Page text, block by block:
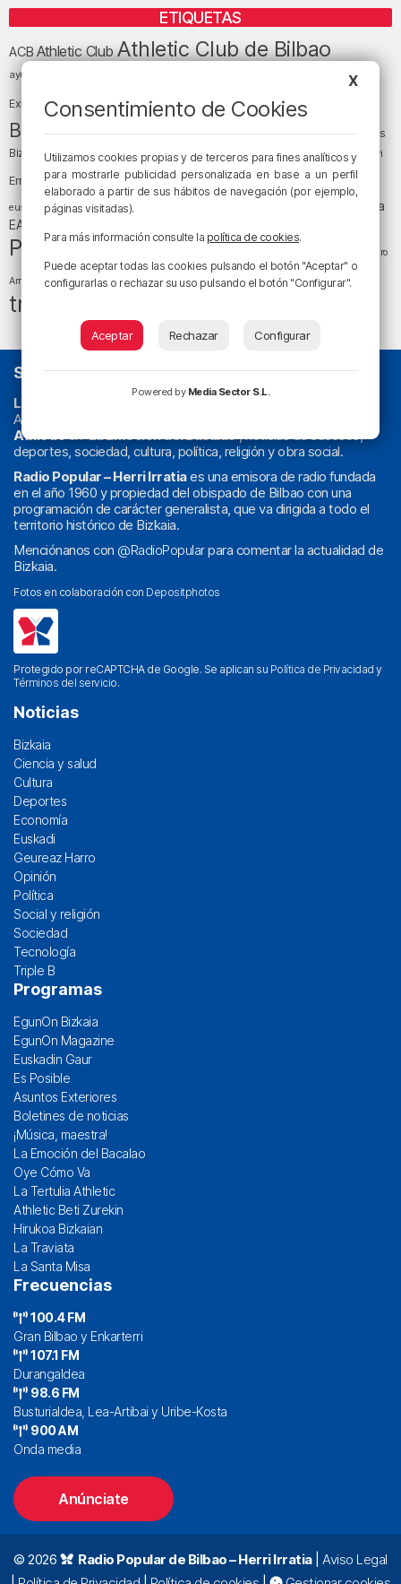
ETIQUETAS
ACBAthletic ClubAthletic Club de Bilbao
ayuntamiento de Bilbao BEC (Bilbao
Exhibition Center) BilbaoBilbao Basket Bizkaia
Bizkaia y sus comarcas Copa del Rey cultura Cáritas
Bizkaia
Deusto Diócesis de Bilbao Egunon Bizkaia el tiempo Enkarterri
Ernesto Valverde Ertzaintza Euskadi (País Vasco)
euskera fiestas fútbol LaLiga
LaLiga
EA Sports
Política sociedadsucesos Teatro
Arriaga tiempotiempo atmosféricotráfico
tráfico en Bizkaia
SOBRE NOSOTROS
La radio sin cadenas
. Desde 1960 haciendo radio en Bilbao.
Actualidad y
Athletic
deportes, sociedad, cultura, política, religión y obra social.
Radio Popular – Herri Irratiaes una emisora de radio fundada
en el año 1960 y propiedad del obispado de Bilbao con una
programación de carácter generalista, que va dirigida a todo el
territorio histórico de Bizkaia.
Menciónanos con @RadioPopularpara comentar la actualidad de
Bizkaia.
Fotos en colaboración con Depositphotos
Protegido por reCAPTCHA de Google. Se aplican su Política de Privacidad y
Términos del servicio.
Noticias
Bizkaia
Ciencia y salud
Cultura
Deportes
Economía
Euskadi
Geureaz Harro
Opinión
Política
Social y religión
Sociedad
Tecnología
Triple B
Programas
EgunOn Bizkaia
EgunOn Magazine
Euskadin Gaur
Es Posible
Asuntos Exteriores
Boletines de noticias
¡Música, maestra!
La Emoción del Bacalao
Oye Cómo Va
La Tertulia Athletic
Athletic Beti Zurekin
Hirukoa Bizkaian
La Traviata
La Santa Misa
Frecuencias
100.4 FM
Gran Bilbao y Enkarterri
107.1 FM
Durangaldea
98.6 FM
Busturialdea, Lea-Artibai y Uribe-Kosta
900 AM
Onda media
Anúnciate
© 2026 Radio Popular de Bilbao – Herri Irratia| Aviso Legal
X
Consentimiento de Cookies
Utilizamos cookies propias y de terceros para fines analíticos y
para mostrarle publicidad personalizada en base a un perfil
elaborado a partir de sus hábitos de navegación (por ejemplo,
páginas visitadas).
Para más información consulte la política de cookies.
Puede aceptar todas las cookies pulsando el botón "Aceptar" o
configurarlas o rechazar su uso pulsando el botón "Configurar".
Aceptar Rechazar Configurar
Powered by Media Sector S.L.